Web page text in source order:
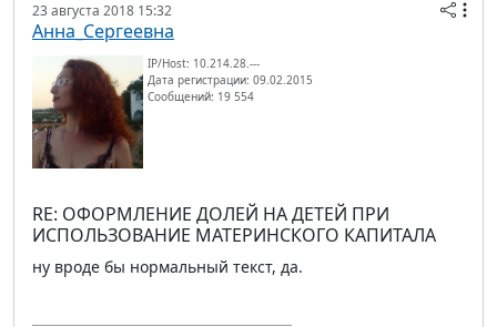
23 августа 2018 15:32
Анна_Сергеевна
IP/Host: 10.214.28.---
Дата регистрации: 09.02.2015
Сообщений: 19 554
RE: ОФОРМЛЕНИЕ ДОЛЕЙ НА ДЕТЕЙ ПРИ
ИСПОЛЬЗОВАНИЕ МАТЕРИНСКОГО КАПИТАЛА
ну вроде бы нормальный текст, да.